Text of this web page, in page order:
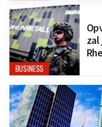
BUSINESS
zal